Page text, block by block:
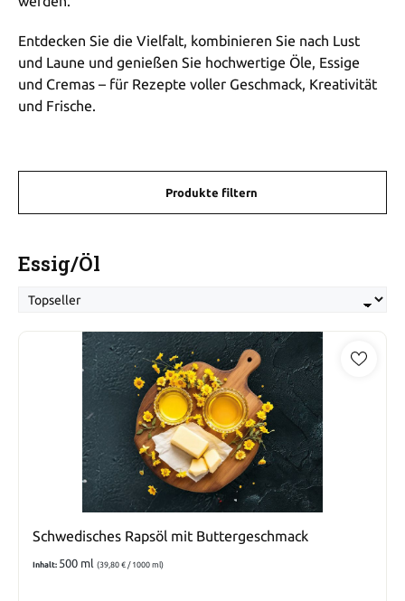
Entdecken Sie die Vielfalt, kombinieren Sie nach Lust
und Laune und genießen Sie hochwertige Öle, Essige
und Cremas – für Rezepte voller Geschmack, Kreativität
und Frische.
Produkte filtern
Essig/Öl
Schwedisches Rapsöl mit Buttergeschmack
Inhalt: 500 ml (39,80 € / 1000 ml)